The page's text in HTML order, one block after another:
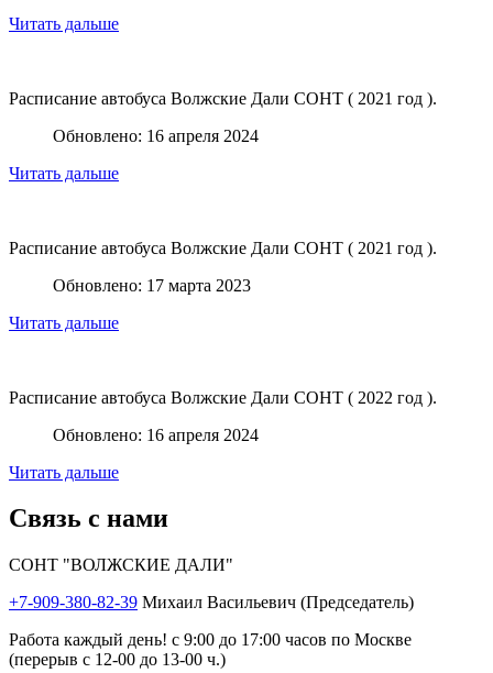
Читать дальше
Расписание автобуса Волжские Дали СОНТ ( 2021 год ).
Обновлено: 16 апреля 2024
Читать дальше
Расписание автобуса Волжские Дали СОНТ ( 2021 год ).
Обновлено: 17 марта 2023
Читать дальше
Расписание автобуса Волжские Дали СОНТ ( 2022 год ).
Обновлено: 16 апреля 2024
Читать дальше
Связь с нами
СОНТ "ВОЛЖСКИЕ ДАЛИ"
+7-909-380-82-39 Михаил Васильевич (Председатель)
Работа каждый день! с 9:00 до 17:00 часов по Москве
(перерыв с 12-00 до 13-00 ч.)